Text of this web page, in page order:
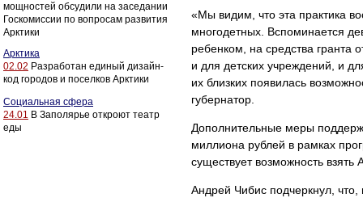
мощностей обсудили на заседании
Госкомиссии по вопросам развития
Арктики
Арктика
02.02 Разработан единый дизайн-
код городов и поселков Арктики
Социальная сфера
24.01 В Заполярье откроют театр
еды
«Мы видим, что эта практика
многодетных. Вспоминается
ребенком, на средства гранта
и для детских учреждений, и
их близких появилась
губернатор.
Дополнительные меры
миллиона рублей в рамках
существует возможность взять
Андрей Чибис подчеркнул,